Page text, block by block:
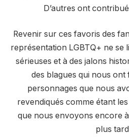
D’autres ont
Revenir sur ces favoris des
représentation LGBTQ+ ne se
sérieuses et à des jalons
des blagues qui nous ont
personnages que nous
revendiqués comme étant
que nous envoyons encore
plus